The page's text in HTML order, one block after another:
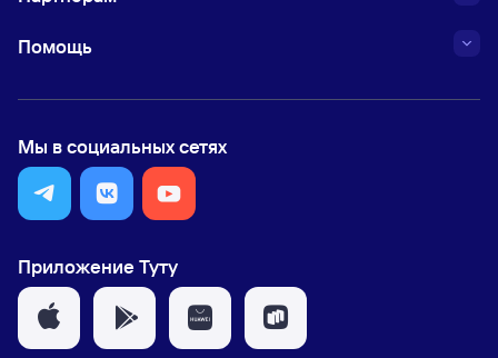
Помощь
Мы в социальных сетях
Приложение Туту